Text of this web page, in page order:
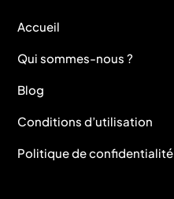
Accueil
Qui sommes-nous ?
Blog
Conditions d’utilisation
Politique de confidentialité